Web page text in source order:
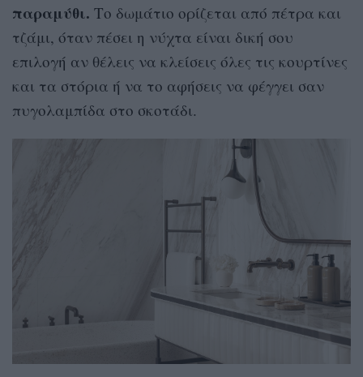
παραμύθι. Το δωμάτιο ορίζεται από πέτρα και
τζάμι, όταν πέσει η νύχτα είναι δική σου
επιλογή αν θέλεις να κλείσεις όλες τις κουρτίνες
και τα στόρια ή να το αφήσεις να φέγγει σαν
πυγολαμπίδα στο σκοτάδι.